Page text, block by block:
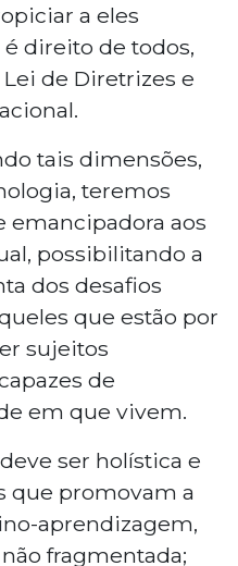
a eles
direito de todos,
de Diretrizes e
tais dimensões,
teremos
emancipadora aos
possibilitando a
dos desafios
que estão por
sujeitos
de
em que vivem.
deve ser holística e
que promovam a
aprendizagem,
fragmentada;